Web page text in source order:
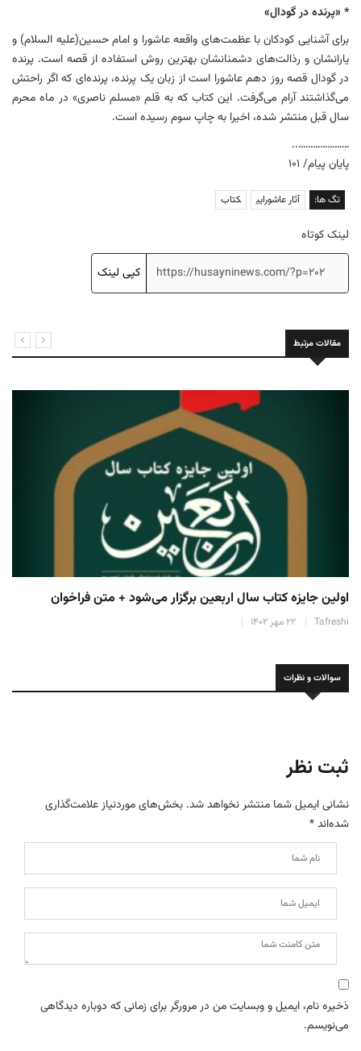
* «پرنده در گودال»
برای آشنایی کودکان با عظمت‌های واقعه عاشورا و امام حسین(علیه السلام) و
یارانشان و رذالت‌های دشمنانشان بهترین روش استفاده از قصه است. پرنده
در گودال قصه روز دهم عاشورا است از زبان یک پرنده، پرنده‌ای که اگر راحتش
می‌گذاشتند آرام می‌گرفت. این کتاب که به قلم «مسلم ناصری» در ماه محرم
سال قبل منتشر شده، اخیرا به چاپ سوم رسیده است.
…………………..
پایان پیام/ ۱۰۱
تگ ها: آثار عاشورایی کتاب
لینک کوتاه
کپی لینک
مقالات مرتبط
اولین جایزه کتاب سال اربعین برگزار می‌شود + متن فراخوان
Tafreshi ۲۲ مهر ۱۴۰۲
سوالات و نظرات
ثبت نظر
نشانی ایمیل شما منتشر نخواهد شد. بخش‌های موردنیاز علامت‌گذاری
شده‌اند*
ذخیره نام، ایمیل و وبسایت من در مرورگر برای زمانی که دوباره دیدگاهی
می‌نویسم.